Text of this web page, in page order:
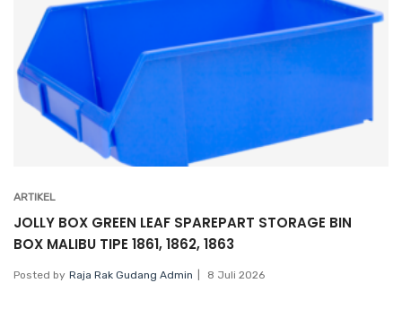
ARTIKEL
JOLLY BOX GREEN LEAF SPAREPART STORAGE BIN
BOX MALIBU TIPE 1861, 1862, 1863
Posted by Raja Rak Gudang Admin 8 Juli 2026